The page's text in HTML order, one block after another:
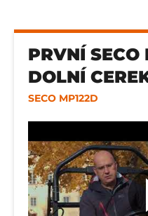
PRVNÍ SECO
DOLNÍ
SECO MP122D